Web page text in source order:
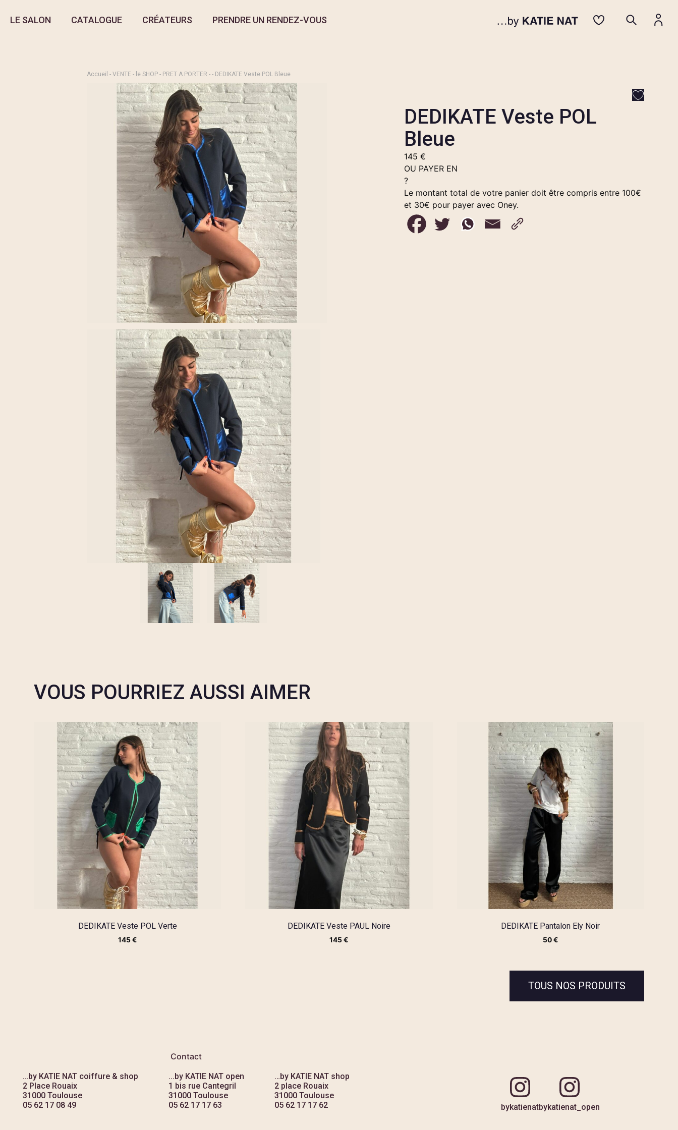
LE SALON CATALOGUE CRÉATEURS PRENDRE UN RENDEZ-VOUS
Accueil - VENTE - le SHOP - PRET A PORTER - - DEDIKATE Veste POL Bleue
DEDIKATE Veste POL
Bleue
145 €
OU PAYER EN
?
Le montant total de votre panier doit être compris entre 100€
et 30€ pour payer avec Oney.
VOUS POURRIEZ AUSSI AIMER
DEDIKATE Veste POL Verte
145€
DEDIKATE Veste PAUL Noire
145€
DEDIKATE Pantalon Ely Noir
50€
TOUS NOS PRODUITS
Contact
…by KATIE NAT coiffure & shop
2 Place Rouaix
31000 Toulouse
05 62 17 08 49
...by KATIE NAT open
1 bis rue Cantegril
31000 Toulouse
05 62 17 17 63
…by KATIE NAT shop
2 place Rouaix
31000 Toulouse
05 62 17 17 62
bykatienatbykatienat_open